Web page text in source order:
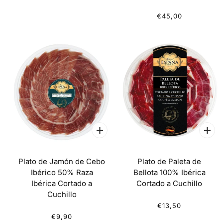
€45,00
Plato de Jamón de Cebo
Ibérico 50% Raza
Ibérica Cortado a
Cuchillo
€9,90
Plato de Paleta de
Bellota 100% Ibérica
Cortado a Cuchillo
€13,50